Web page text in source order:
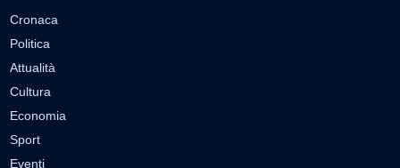
Cronaca
Politica
Attualità
Cultura
Economia
Sport
Eventi